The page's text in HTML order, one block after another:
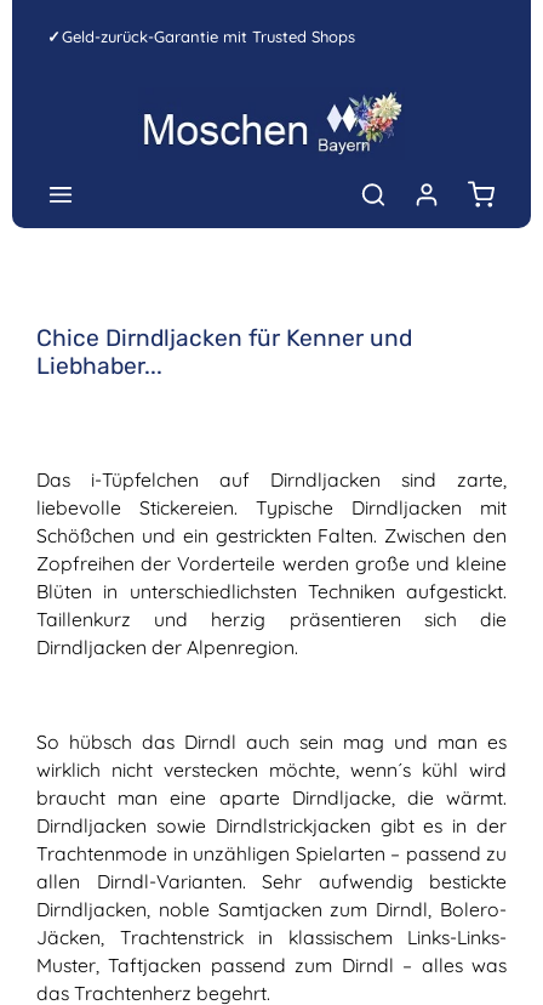
Zum Hauptinhalt springen
✓Geld-zurück-Garantie mit Trusted Shops
Chice Dirndljacken für Kenner und
Liebhaber...
Das i-Tüpfelchen auf Dirndljacken sind zarte,
liebevolle Stickereien. Typische Dirndljacken mit
Schößchen und ein gestrickten Falten. Zwischen den
Zopfreihen der Vorderteile werden große und kleine
Blüten in unterschiedlichsten Techniken aufgestickt.
Taillenkurz und herzig präsentieren sich die
Dirndljacken der Alpenregion.
So hübsch das Dirndl auch sein mag und man es
wirklich nicht verstecken möchte, wenn´s kühl wird
braucht man eine aparte Dirndljacke, die wärmt.
Dirndljacken sowie Dirndlstrickjacken gibt es in der
Trachtenmode in unzähligen Spielarten – passend zu
allen Dirndl-Varianten. Sehr aufwendig bestickte
Dirndljacken, noble Samtjacken zum Dirndl, Bolero-
Jäcken, Trachtenstrick in klassischem Links-Links-
Muster, Taftjacken passend zum Dirndl – alles was
das Trachtenherz begehrt.